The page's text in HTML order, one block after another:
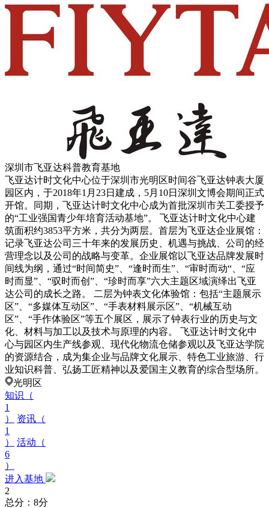
深圳市飞亚达科普教育基地
飞亚达计时文化中心位于深圳市光明区时间谷飞亚达钟表大厦
园区内，于2018年1月23日建成，5月10日深圳文博会期间正式
开馆。同期，飞亚达计时文化中心成为首批深圳市关工委授予
的“工业强国青少年培育活动基地”。 飞亚达计时文化中心建
筑面积约3853平方米，共分为两层。首层为飞亚达企业展馆：
记录飞亚达公司三十年来的发展历史、机遇与挑战、公司的经
营理念以及公司的战略与变革。企业展馆以飞亚达品牌发展时
间线为纲，通过“时间简史”、“逢时而生”、“审时而动“、“应
时而显”、“驭时而创”、“珍时而享”六大主题区域演绎出飞亚
达公司的成长之路。 二层为钟表文化体验馆：包括“主题展示
区”、“多媒体互动区”、“手表材料展示区”、“机械互动
区”、“手作体验区”等五个展区，展示了钟表行业的历史与文
化、材料与加工以及技术与原理的内容。 飞亚达计时文化中
心与园区内生产线参观、现代化物流仓储参观以及飞亚达学院
的资源结合，成为集企业与品牌文化展示、特色工业旅游、行
业知识科普、弘扬工匠精神以及爱国主义教育的综合型场所。
光明区
知识（
1
）
资讯（
1
）
活动（
6
）
进入基地
2
总分：8分